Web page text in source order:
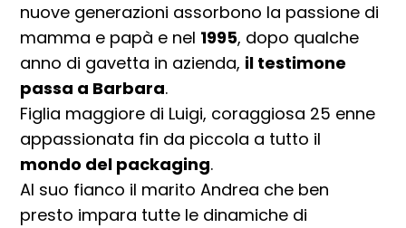
nuove generazioni assorbono la passione di
mamma e papà e nel 1995, dopo qualche
anno di gavetta in azienda, il testimone
passa a Barbara.
Figlia maggiore di Luigi, coraggiosa 25 enne
appassionata fin da piccola a tutto il
mondo del packaging.
Al suo fianco il marito Andrea che ben
presto impara tutte le dinamiche di